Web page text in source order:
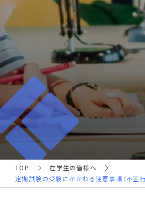
TOP
在学生の皆様へ
定期試験の受験にかかわる注意事項（不正